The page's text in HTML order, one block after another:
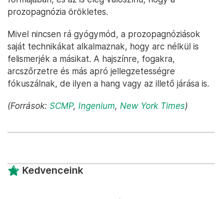
prozopagnózia örökletes.
Mivel nincsen rá gyógymód, a prozopagnóziások
saját technikákat alkalmaznak, hogy arc nélkül is
felismerjék a másikat. A hajszínre, fogakra,
arcszőrzetre és más apró jellegzetességre
fókuszálnak, de ilyen a hang vagy az illető járása is.
(Források: SCMP, Ingenium, New York Times)
Kedvenceink